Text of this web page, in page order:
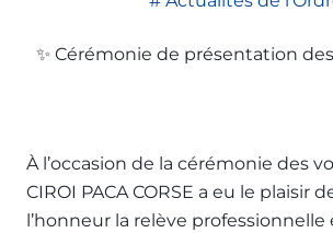
✨ Cérémonie de présentation
À l’occasion de la cérémonie des
CIROI PACA CORSE a eu le plaisir
l’honneur la relève